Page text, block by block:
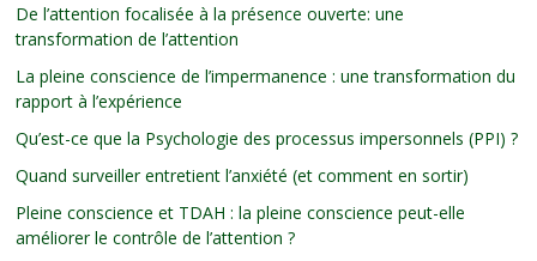
De l’attention focalisée à la présence ouverte: une
transformation de l’attention
La pleine conscience de l’impermanence : une transformation du
rapport à l’expérience
Qu’est-ce que la Psychologie des processus impersonnels (PPI) ?
Quand surveiller entretient l’anxiété (et comment en sortir)
Pleine conscience et TDAH : la pleine conscience peut-elle
améliorer le contrôle de l’attention ?